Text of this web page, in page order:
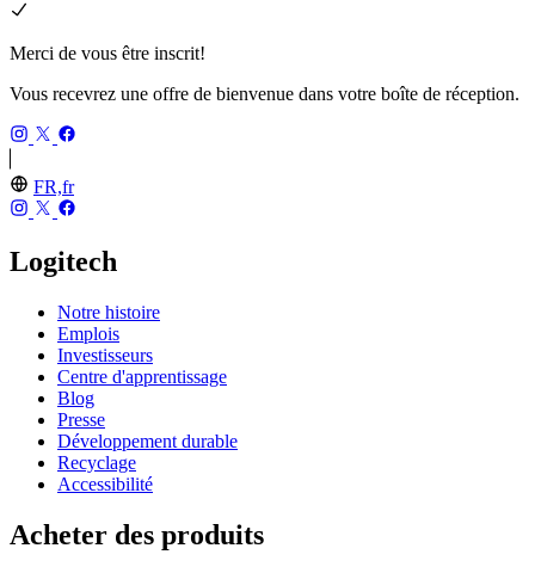
Merci de vous être inscrit!
Vous recevrez une offre de bienvenue dans votre boîte de réception.
FR,fr
Logitech
Notre histoire
Emplois
Investisseurs
Centre d'apprentissage
Blog
Presse
Développement durable
Recyclage
Accessibilité
Acheter des produits